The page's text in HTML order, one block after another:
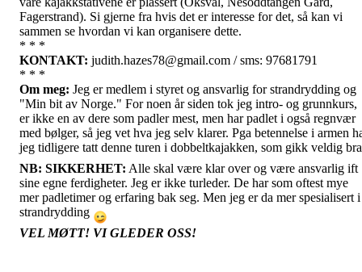
Fagerstrand). Si gjerne fra hvis det er interesse for det, så kan vi
sammen se hvordan vi kan organisere dette.
* * *
KONTAKT: judith.hazes78@gmail.com / sms: 97681791
* * *
Om meg: Jeg er medlem i styret og ansvarlig for strandrydding og
"Min bit av Norge." For noen år siden tok jeg intro- og grunnkurs,
er ikke en av dere som padler mest, men har padlet i også regnvær
med bølger, så jeg vet hva jeg selv klarer. Pga betennelse i armen
jeg tidligere tatt denne turen i dobbeltkajakken, som gikk veldig
NB: SIKKERHET: Alle skal være klar over og være ansvarlig ift
sine egne ferdigheter. Jeg er ikke turleder. De har som oftest mye
mer padletimer og erfaring bak seg. Men jeg er da mer spesialisert i
strandrydding
VEL MØTT! VI GLEDER OSS!